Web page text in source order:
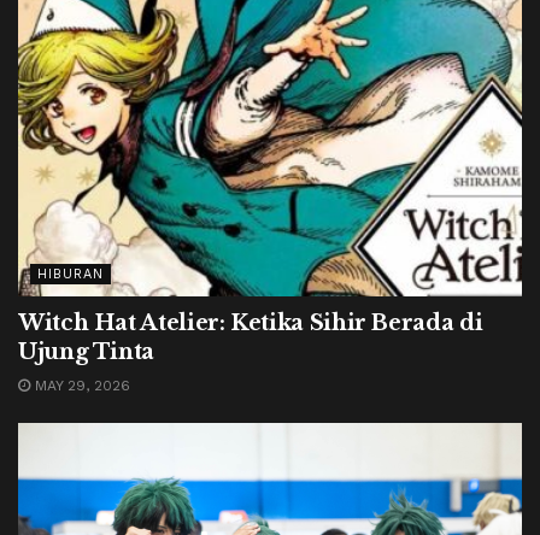
HIBURAN
Witch Hat Atelier: Ketika Sihir Berada di
Ujung Tinta
MAY 29, 2026